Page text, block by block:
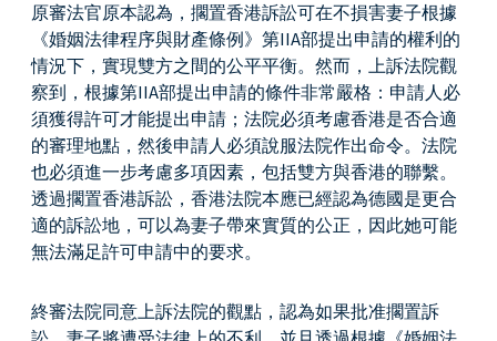
原審法官原本認為，擱置香港訴訟可在不損害妻子根據
《婚姻法律程序與財產條例》第IIA部提出申請的權利的
情況下，實現雙方之間的公平平衡。然而，上訴法院觀
察到，根據第IIA部提出申請的條件非常嚴格：申請人必
須獲得許可才能提出申請；法院必須考慮香港是否合適
的審理地點，然後申請人必須說服法院作出命令。法院
也必須進一步考慮多項因素，包括雙方與香港的聯繫。
透過擱置香港訴訟，香港法院本應已經認為德國是更合
適的訴訟地，可以為妻子帶來實質的公正，因此她可能
無法滿足許可申請中的要求。
終審法院同意上訴法院的觀點，認為如果批准擱置訴